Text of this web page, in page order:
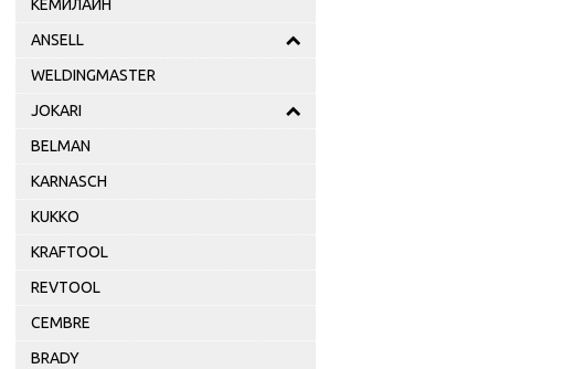
КЕМИЛАЙН
ANSELL
WELDINGMASTER
JOKARI
BELMAN
KARNASCH
KUKKO
KRAFTOOL
REVTOOL
CEMBRE
BRADY